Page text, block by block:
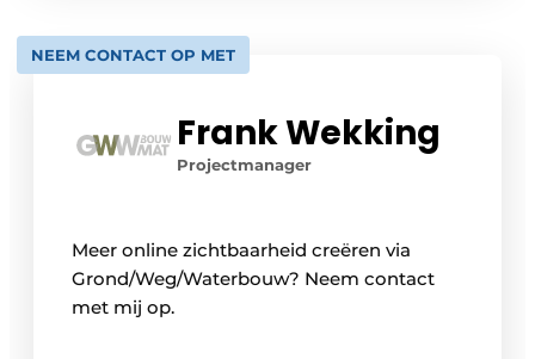
NEEM CONTACT OP MET
Frank Wekking
Projectmanager
Meer online zichtbaarheid creëren via
Grond/Weg/Waterbouw? Neem contact
met mij op.